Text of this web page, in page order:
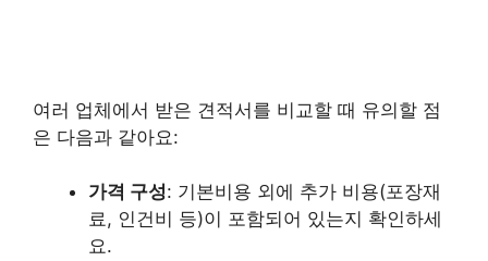
여러 업체에서 받은 견적서를 비교할 때 유의할 점
은 다음과 같아요:
가격 구성: 기본비용 외에 추가 비용(포장재
료, 인건비 등)이 포함되어 있는지 확인하세
요.